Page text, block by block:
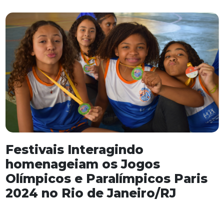
Festivais Interagindo
homenageiam os Jogos
Olímpicos e Paralímpicos Paris
2024 no Rio de Janeiro/RJ